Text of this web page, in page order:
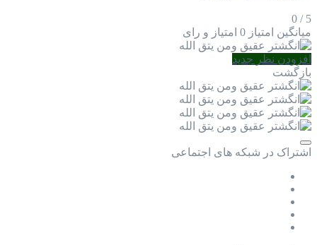
5
/
0
میانگین امتیاز 0 امتیاز و رای
افزودن نظر جدید
بازگشت
اشتراک در شبکه های اجتماعی